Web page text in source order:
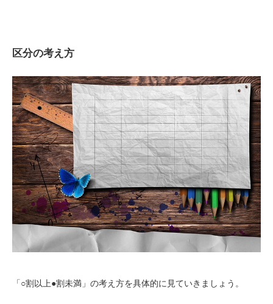
区分の考え方
「○割以上●割未満」の考え方を具体的に見ていきましょう。